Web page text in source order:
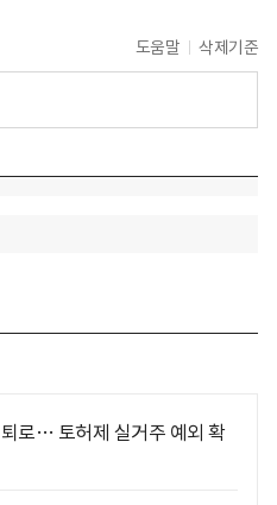
도움말 삭제기준
로… 토허제 실거주 예외 확